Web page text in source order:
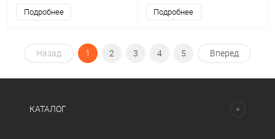
Подробнее
Подробнее
Назад 1 2 3 4 5 Вперед
КАТАЛОГ